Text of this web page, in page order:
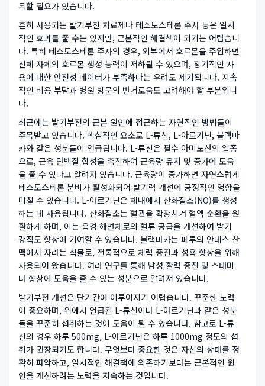
목할 필요가 있습니다.
흔히 사용되는 발기부전 치료제나 테스토스테론 주사 등은 일시
적인 효과를 줄 수는 있지만, 근본적인 해결책이 되기는 어렵습니
다. 특히 테스토스테론 주사의 경우, 외부에서 호르몬을 주입하면
신체 자체의 호르몬 생성 능력이 저하될 수 있으며, 장기적인 사
용에 대한 안전성 데이터가 부족하다는 우려도 제기됩니다. 지속
적인 비용 부담과 병원 방문의 번거로움도 고려해야 할 부분입니
다.
최근에는 발기부전의 근본 원인에 접근하는 자연적인 방법들이
주목받고 있습니다. 핵심적인 요소로 L-류신, L-아르기닌, 블랙마
카와 같은 성분들이 언급됩니다. L-류신은 필수 아미노산의 일종
으로, 근육 단백질 합성을 촉진하여 근육량 유지 및 증가에 도움
을 줄 수 있다고 알려져 있습니다. 근육량이 증가하면 자연스럽게
테스토스테론 분비가 활성화되어 발기력 개선에 긍정적인 영향을
미칠 수 있습니다. L-아르기닌은 체내에서 산화질소(NO)를 생성
하는 데 사용됩니다. 산화질소는 혈관을 확장시켜 혈액 순환을 원
활하게 하며, 이는 음경 해면체로의 혈류 공급을 개선하여 발기
강직도 향상에 기여할 수 있습니다. 블랙마카는 페루의 안데스 산
맥에서 자라는 식물로, 전통적으로 체력 증진과 성욕 향상을 위해
사용되어 왔습니다. 여러 연구를 통해 남성 활력 증진 및 스태미
나 향상에 도움을 줄 수 있는 성분으로 알려져 있습니다.
발기부전 개선은 단기간에 이루어지기 어렵습니다. 꾸준한 노력
이 중요하며, 위에서 언급된 L-류신이나 L-아르기닌과 같은 성분
들을 꾸준히 섭취하는 것이 도움이 될 수 있습니다. 참고로 L-류
신의 경우 하루 500mg, L-아르기닌은 하루 1000mg 정도의 섭
취가 권장되기도 합니다. 무엇보다 중요한 것은 자신의 상태를 정
확히 파악하고, 일시적인 해결책에 의존하기보다는 근본적인 원
인을 개선하려는 노력을 지속하는 것입니다.